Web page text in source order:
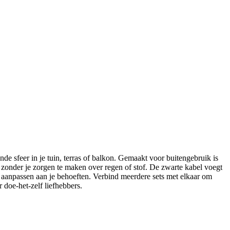
sfeer in je tuin, terras of balkon. Gemaakt voor buitengebruik is
je zorgen te maken over regen of stof. De zwarte kabel voegt
aan je behoeften. Verbind meerdere sets met elkaar om
doe-het-zelf liefhebbers.